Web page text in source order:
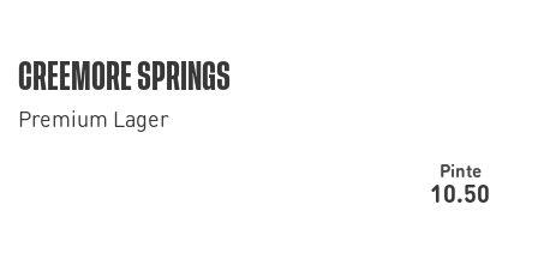
CREEMORE SPRINGS
Premium Lager
Pinte
10.50